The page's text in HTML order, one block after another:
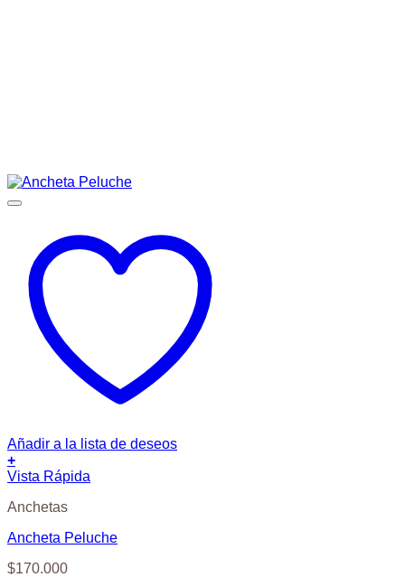
Añadir a la lista de deseos
+
Vista Rápida
Anchetas
Ancheta Peluche
$170.000